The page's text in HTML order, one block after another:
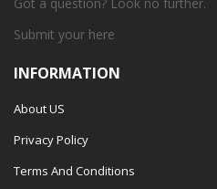
Submit your here
INFORMATION
About US
Privacy Policy
Terms And Conditions